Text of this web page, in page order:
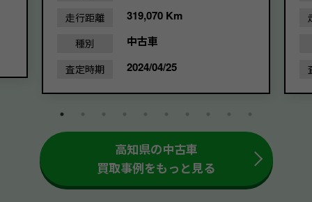
走行距離 319,070 Km
種別 中古車
査定時期 2024/04/25
高知県の中古車
買取事例をもっと見る